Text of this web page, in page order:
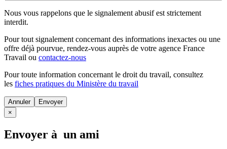
Nous vous rappelons que le signalement abusif est strictement
interdit.
Pour tout signalement concernant des informations inexactes ou une
offre déjà pourvue, rendez-vous auprès de votre agence France
Travail ou contactez-nous
Pour toute information concernant le droit du travail, consultez
les fiches pratiques du Ministère du travail
Annuler
×
Envoyer à un ami